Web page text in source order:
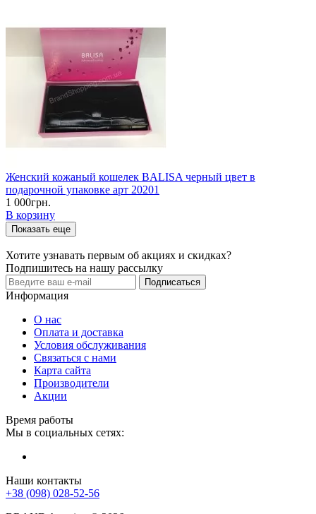
Женский кожаный кошелек BALISA черный цвет в
подарочной упаковке арт 20201
1 000грн.
В корзину
Показать еще
Хотите узнавать первым об акциях и скидках?
Подпишитесь на нашу рассылку
Подписаться
Информация
О нас
Оплата и доставка
Условия обслуживания
Связаться с нами
Карта сайта
Производители
Акции
Время работы
Мы в социальных сетях:
Наши контакты
+38 (098) 028-52-56